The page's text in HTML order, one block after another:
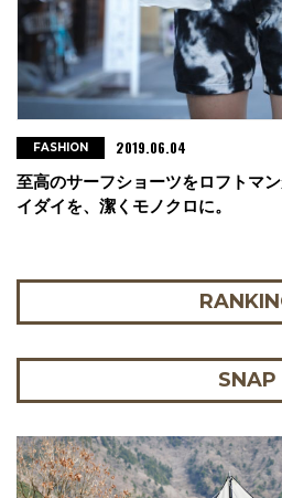
至高のサーフショーツをロフトマ
イダイを、潔くモノクロに。
FASHION 2019.06.04
SNAP